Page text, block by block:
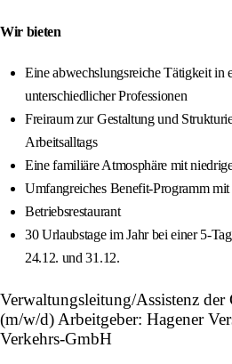
Wir bieten
Eine abwechslungsreiche Tätigkeit in
unterschiedlicher Professionen
Freiraum zur Gestaltung und
Arbeitsalltags
Eine familiäre Atmosphäre mit
Umfangreiches Benefit-Programm mit
Betriebsrestaurant
30 Urlaubstage im Jahr bei einer 5-
24.12. und 31.12.
Verwaltungsleitung/Assistenz der
(m/w/d) Arbeitgeber: Hagener
Verkehrs-GmbH